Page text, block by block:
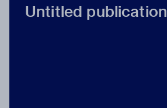
Untitled publication